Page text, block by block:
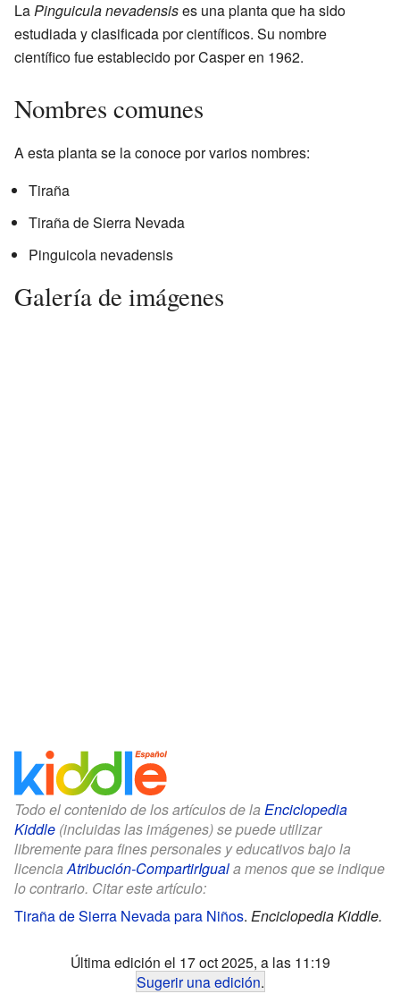
LaPinguicula nevadensises una planta que ha sido
estudiada y clasificada por científicos. Su nombre
científico fue establecido por Casper en 1962.
Nombres comunes
A esta planta se la conoce por varios nombres:
Tiraña
Tiraña de Sierra Nevada
Pinguicola nevadensis
Galería de imágenes
Todo el contenido de los artículos de la Enciclopedia
Kiddle (incluidas las imágenes) se puede utilizar
libremente para fines personales y educativos bajo la
licenciaAtribución-CompartirIguala menos que se indique
lo contrario. Citar este artículo:
Tiraña de Sierra Nevada para Niños. Enciclopedia Kiddle.
Última edición el 17 oct 2025, a las 11:19
Sugerir una edición.